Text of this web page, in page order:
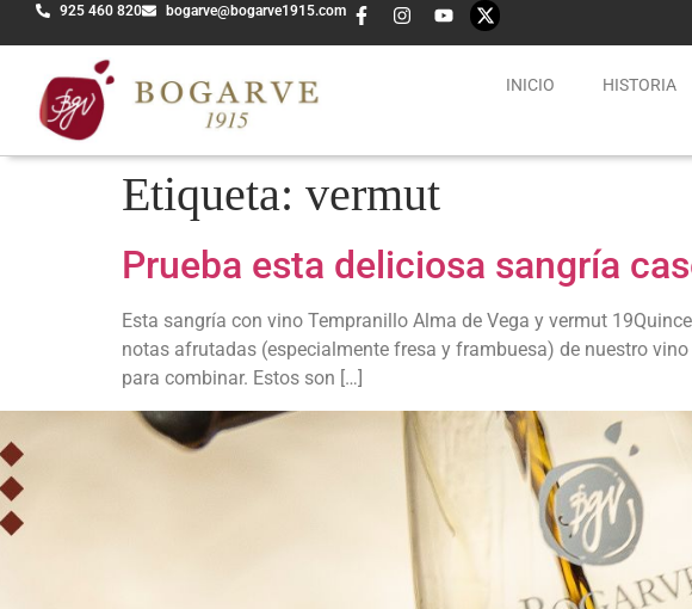
925 460 820 bogarve@bogarve1915.com
INICIO HISTORIA
Etiqueta: vermut
Prueba esta deliciosa sangría
Esta sangría con vino Tempranillo Alma de Vega y vermut
notas afrutadas (especialmente fresa y frambuesa) de nuestro
para combinar. Estos son […]